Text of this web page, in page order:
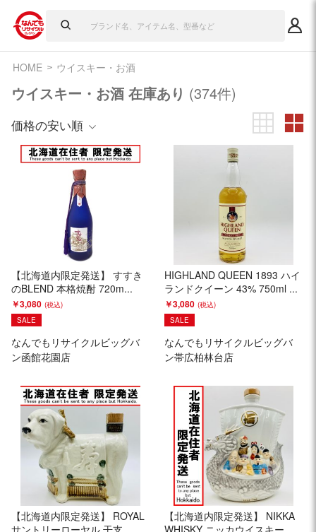
HOME ウイスキー・お酒
ウイスキー・お酒 在庫あり (374件)
価格の安い順
【北海道内限定発送】 すすき
のBLEND 本格焼酎 720m...
￥3,080
SALE
なんでもリサイクルビッグバ
ン函館花園店
HIGHLAND QUEEN 1893 ハイ
ランドクイーン 43% 750ml ...
￥3,080
SALE
なんでもリサイクルビッグバ
ン帯広柏林台店
【北海道内限定発送】 ROYAL
【北海道内限定発送】 NIKKA